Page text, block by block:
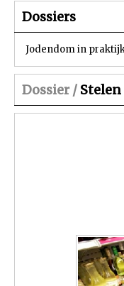
Dossiers
Jodendom in
Dossier / Stelen